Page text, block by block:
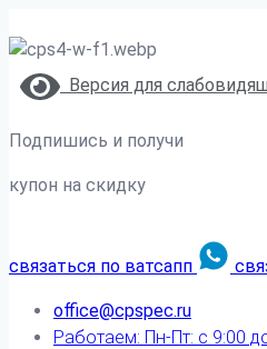
Версия для
Подпишись и получи
купон на скидку
связаться по ватсапп
office@cpspec.ru
Работаем: Пн-Пт: с 9:00